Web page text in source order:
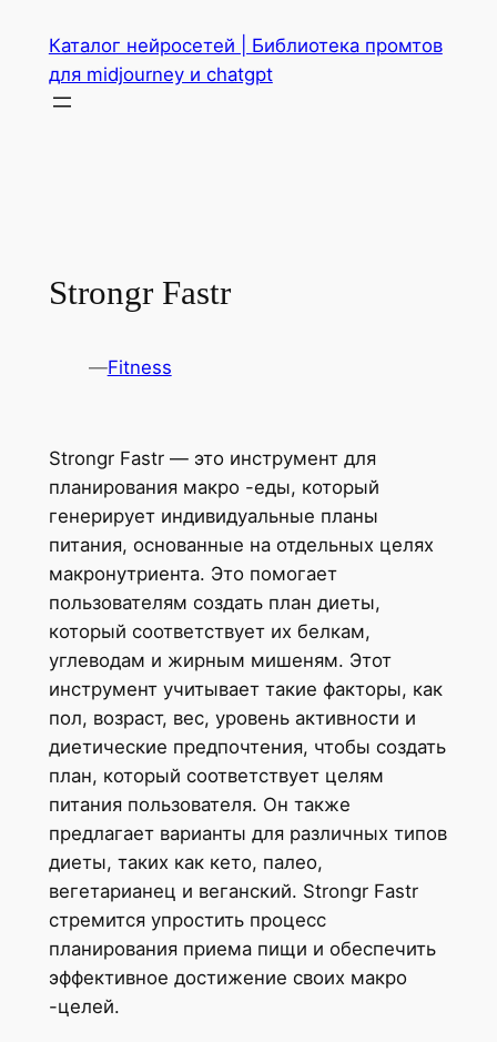
содержимому
Каталог нейросетей | Библиотека промтов
для midjourney и chatgpt
Strongr Fastr
—Fitness
Strongr Fastr — это инструмент для
планирования макро -еды, который
генерирует индивидуальные планы
питания, основанные на отдельных целях
макронутриента. Это помогает
пользователям создать план диеты,
который соответствует их белкам,
углеводам и жирным мишеням. Этот
инструмент учитывает такие факторы, как
пол, возраст, вес, уровень активности и
диетические предпочтения, чтобы создать
план, который соответствует целям
питания пользователя. Он также
предлагает варианты для различных типов
диеты, таких как кето, палео,
вегетарианец и веганский. Strongr Fastr
стремится упростить процесс
планирования приема пищи и обеспечить
эффективное достижение своих макро
-целей.